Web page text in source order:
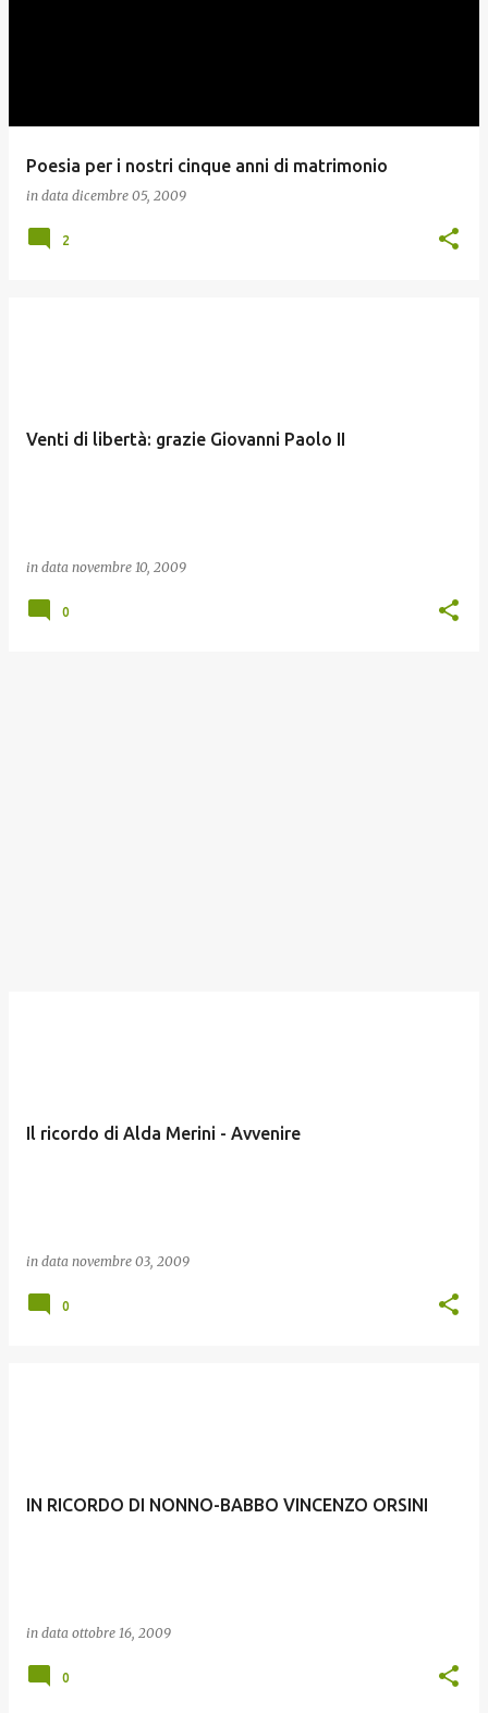
Poesia per i nostri cinque anni di matrimonio
in data dicembre 05, 2009
2
Venti di libertà: grazie Giovanni Paolo II
in data novembre 10, 2009
0
Il ricordo di Alda Merini - Avvenire
in data novembre 03, 2009
0
IN RICORDO DI NONNO-BABBO VINCENZO ORSINI
in data ottobre 16, 2009
0